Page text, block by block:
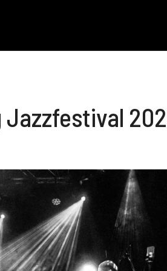
Jazzfestival